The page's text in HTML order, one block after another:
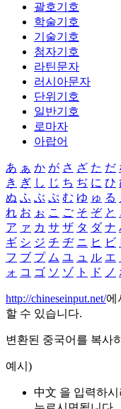
괄호기호
학술기호
기술기호
첨자기호
라틴문자
러시아문자
단위기호
일반기호
로마자
아랍어
あ ぁ か が さ ざ た だ
き ぎ し じ ち ぢ に ひ
ぬ ふ ぶ ぷ む ゆ ゅ る
れ お ぉ こ ご そ ぞ と
ア ァ カ サ ザ タ ダ ナ
ギ シ ジ チ ヂ ニ ヒ ビ
フ ブ プ ム ユ ュ ル エ
ォ コ ゴ ソ ゾ ト ド ノ
http://chineseinput.net/에
할 수 있습니다.
변환된 중국어를 복사
예시)
中文 을 입력하시